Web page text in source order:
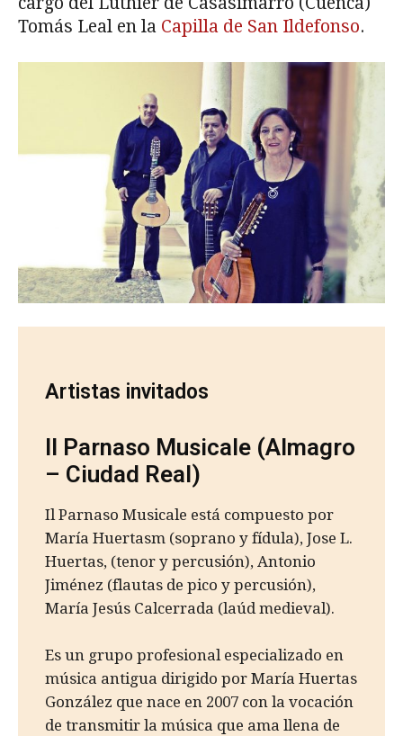
Tomás Leal en la Capilla de San Ildefonso.
Artistas invitados
Il Parnaso Musicale (Almagro
– Ciudad Real)
Il Parnaso Musicale está compuesto por
María Huertasm (soprano y fídula), Jose L.
Huertas, (tenor y percusión), Antonio
Jiménez (flautas de pico y percusión),
María Jesús Calcerrada (laúd medieval).
Es un grupo profesional especializado en
música antigua dirigido por María Huertas
González que nace en 2007 con la vocación
de transmitir la música que ama llena de